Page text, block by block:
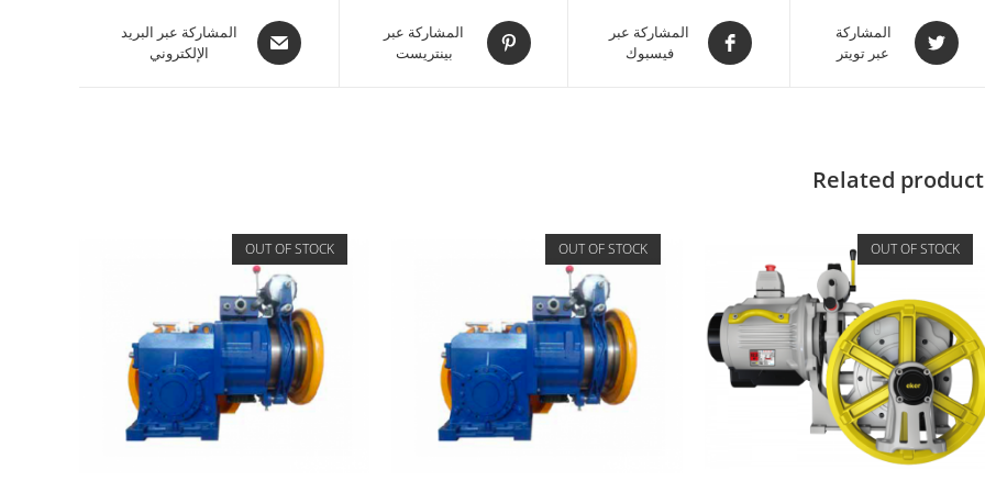
المشاركة
عبر تويتر
المشاركة عبر
فيسبوك
المشاركة عبر
بينتريست
المشاركة عبر البريد
الإلكتروني
Related
OUT OF STOCK
OUT OF STOCK
OUT OF STOCK